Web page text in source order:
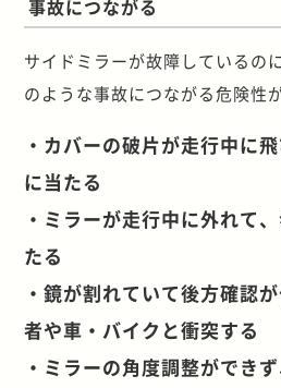
事故につながる
サイドミラーが故障しているの
のような事故につながる危険性
・カバーの破片が走行中に
に当たる
・ミラーが走行中に外れて
たる
・鏡が割れていて後方確認
者や車・バイクと衝突する
・ミラーの角度調整ができ